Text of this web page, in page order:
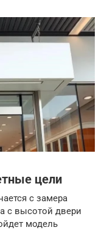
цели
с замера
с высотой двери
модель